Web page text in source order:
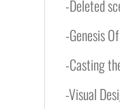
-Deleted
-Genesis
-Casting
-Visual